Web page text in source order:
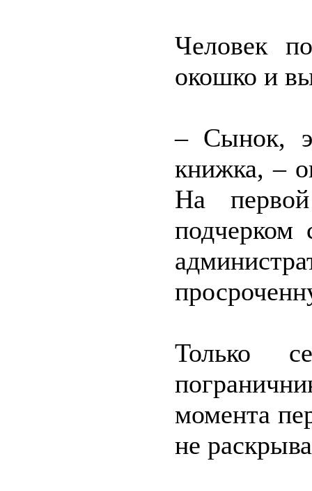
Человек
окошко и
– Сынок,
книжка, –
На первой
подчерком
Только
момента
не